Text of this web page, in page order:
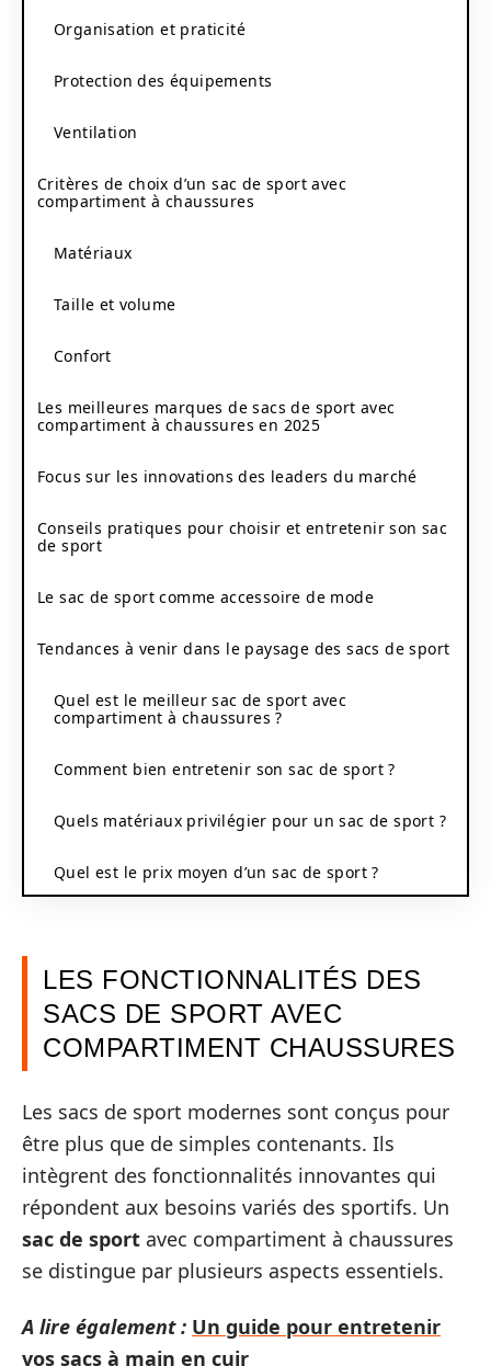
Organisation et praticité
Protection des équipements
Ventilation
Critères de choix d’un sac de sport avec
compartiment à chaussures
Matériaux
Taille et volume
Confort
Les meilleures marques de sacs de sport avec
compartiment à chaussures en 2025
Focus sur les innovations des leaders du marché
Conseils pratiques pour choisir et entretenir son sac
de sport
Le sac de sport comme accessoire de mode
Tendances à venir dans le paysage des sacs de sport
Quel est le meilleur sac de sport avec
compartiment à chaussures ?
Comment bien entretenir son sac de sport ?
Quels matériaux privilégier pour un sac de sport ?
Quel est le prix moyen d’un sac de sport ?
LES FONCTIONNALITÉS DES
SACS DE SPORT AVEC
COMPARTIMENT CHAUSSURES
Les sacs de sport modernes sont conçus pour
être plus que de simples contenants. Ils
intègrent des fonctionnalités innovantes qui
répondent aux besoins variés des sportifs. Un
sac de sport avec compartiment à chaussures
se distingue par plusieurs aspects essentiels.
A lire également : Un guide pour entretenir
vos sacs à main en cuir